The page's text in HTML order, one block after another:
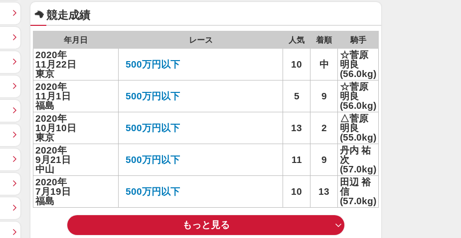
競走成績
年月日 レース 人気 着順 騎手
2020年
11月22日
東京
500万円以下 10 中
☆菅原
明良
(56.0kg)
2020年
11月1日
福島
500万円以下 5 9
☆菅原
明良
(56.0kg)
2020年
10月10日
東京
500万円以下 13 2
△菅原
明良
(55.0kg)
2020年
9月21日
中山
500万円以下 11 9
丹内 祐
次
(57.0kg)
2020年
7月19日
福島
500万円以下 10 13
田辺 裕
信
(57.0kg)
もっと見る